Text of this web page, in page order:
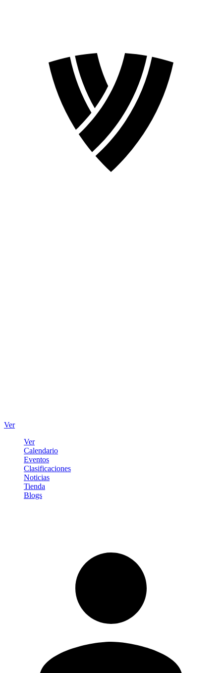
Ver
Ver
Calendario
Eventos
Clasificaciones
Noticias
Tienda
Blogs